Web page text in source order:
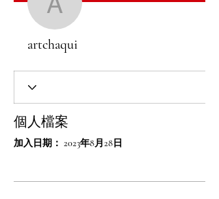
artchaqui
artchaqui
個人檔案
加入日期： 2023年8月28日